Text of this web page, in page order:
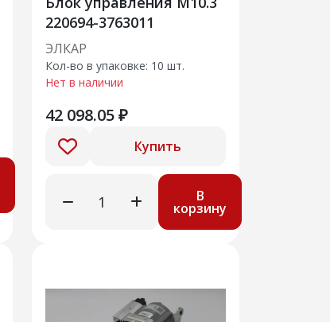
220694-3763011
ЭЛКАР
Кол-во в упаковке: 10 шт.
Нет в наличии
42 098.05 ₽
Купить
В
корзину